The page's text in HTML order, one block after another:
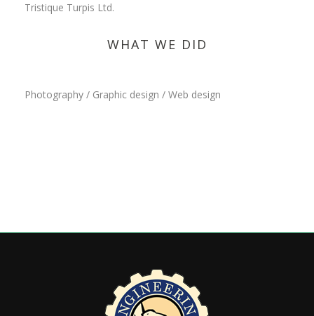
Tristique Turpis Ltd.
WHAT WE DID
Photography / Graphic design / Web design